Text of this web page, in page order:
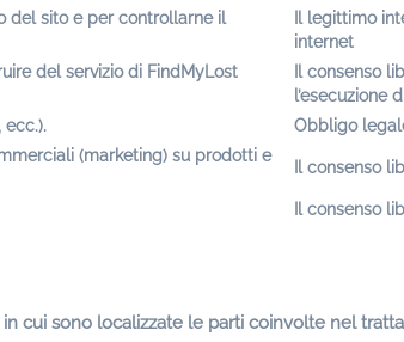
del sito e per controllarne il
Il legittimo
internet
del servizio di FindMyLost
Il consenso
l’esecuzione
Obbligo
(marketing) su prodotti e
Il consenso
Il consenso
cui sono localizzate le parti coinvolte nel